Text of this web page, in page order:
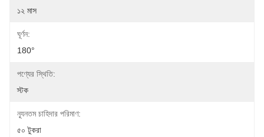
১২ মাস
ঘূর্ণন:
180°
পণ্যের স্থিতি:
স্টক
ন্যূনতম চাহিদার পরিমাণ:
৫০ টুকরা